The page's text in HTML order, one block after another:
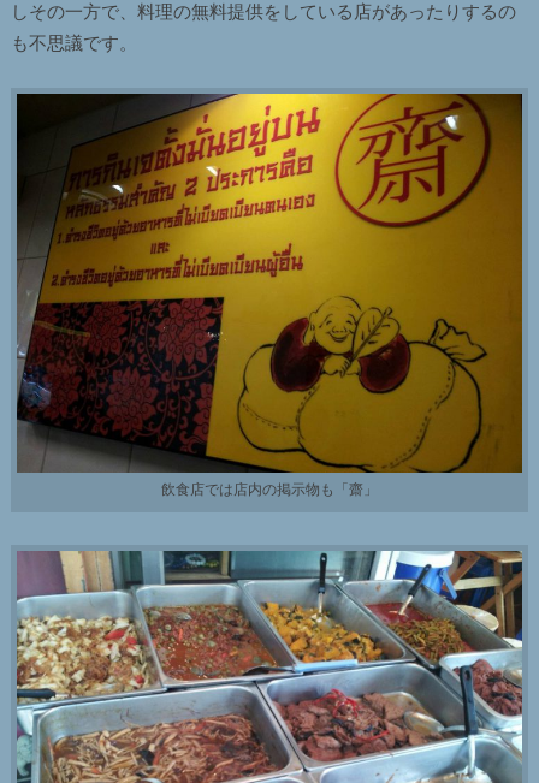
しその一方で、料理の無料提供をしている店があったりするの
も不思議です。
飲食店では店内の掲示物も「齋」